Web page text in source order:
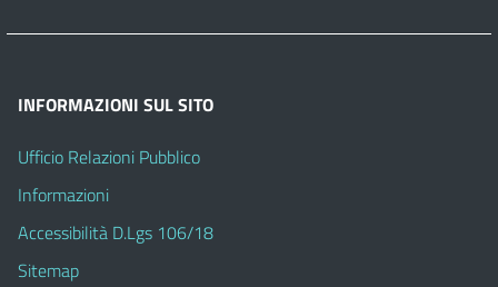
INFORMAZIONI SUL SITO
Ufficio Relazioni Pubblico
Informazioni
Accessibilità D.Lgs 106/18
Sitemap